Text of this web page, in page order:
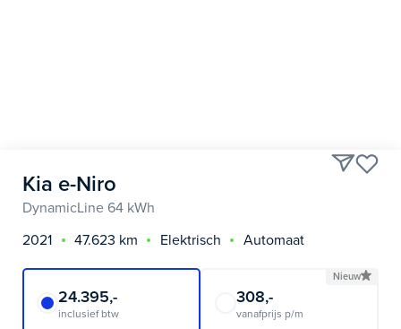
Kia e-Niro
DynamicLine 64 kWh
2021
47.623 km Elektrisch Automaat
24.395,-
inclusief btw
Nieuw
308,-
vanafprijs p/m